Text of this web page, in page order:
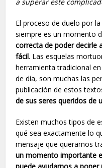
El proceso de duelo por
siempre es un momento
correcta de poder decirle
fácil. Las esquelas
herramienta tradicional
de día, son muchas las
publicación de estos
de sus seres queridos de
Existen muchos tipos de
qué sea exactamente lo
mensaje que queramos
un momento importante